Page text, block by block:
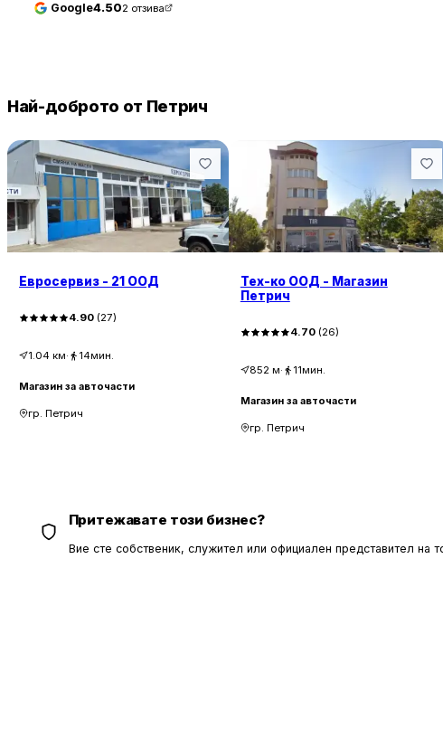
Google4.502 отзива
Най-доброто от Петрич
Евросервиз - 21 ООД
4.90 (27)
1.04 км· 14мин.
Магазин за авточасти
гр. Петрич
Тех-ко ООД - Магазин
Петрич
4.70(26)
852 м· 11мин.
Магазин за авточасти
гр. Петрич
Притежавате този бизнес?
Вие сте собственик, служител или официален представител на